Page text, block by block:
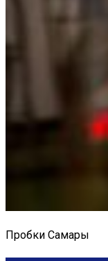
Пробки Самары